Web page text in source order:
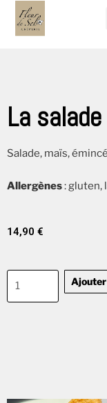
La
Salade, maïs,
Allergènes:
14,90 €
Ajouter